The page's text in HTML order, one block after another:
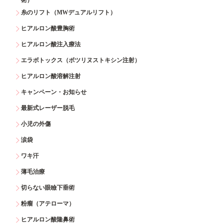
糸のリフト（MWデュアルリフト）
ヒアルロン酸豊胸術
ヒアルロン酸注入療法
エラボトックス（ボツリヌストキシン注射）
ヒアルロン酸溶解注射
キャンペーン・お知らせ
最新式レーザー脱毛
小児の外傷
涙袋
ワキ汗
薄毛治療
切らない眼瞼下垂術
粉瘤（アテローマ）
ヒアルロン酸隆鼻術